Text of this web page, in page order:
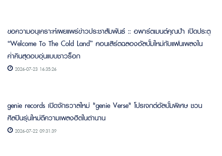
ขอความอนุเคราะห์เผยแพร่ข่าวประชาสัมพันธ์ :: อพาร์ตเมนต์คุณป้า เปิดประตู
“Welcome To The Cold Land” คอนเสิร์ตฉลองอัลบั้มใหม่กับแฟนเพลงใน
ค่ำคืนสุดอบอุ่นแบบชาวร็อก
2026-07-23 16:35:26
genie records เปิดจักรวาลใหม่ "genie Verse" โปรเจกต์อัลบั้มพิเศษ ชวน
ศิลปินรุ่นใหม่ตีความเพลงฮิตในตำนาน
2026-07-22 09:31:39